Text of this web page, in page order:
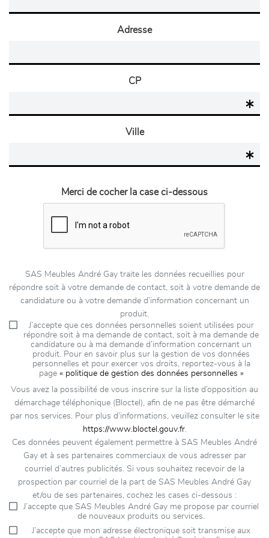
Adresse
CP
Ville
Merci de cocher la case ci-dessous
SAS Meubles André Gay traite les données recueillies pour
répondre soit à votre demande de contact, soit à votre demande de
candidature ou à votre demande d’information concernant un
produit.
J’accepte que ces données personnelles soient utilisées pour
répondre soit à ma demande de contact, soit à ma demande de
candidature ou à ma demande d’information concernant un
produit. Pour en savoir plus sur la gestion de vos données
personnelles et pour exercer vos droits, reportez-vous à la
page « politique de gestion des données personnelles »
Vous avez la possibilité de vous inscrire sur la liste d’opposition au
démarchage téléphonique (Bloctel), afin de ne pas être démarché
par nos services. Pour plus d’informations, veuillez consulter le site
https://www.bloctel.gouv.fr.
Ces données peuvent également permettre à SAS Meubles André
Gay et à ses partenaires commerciaux de vous adresser par
courriel d’autres publicités. Si vous souhaitez recevoir de la
prospection par courriel de la part de SAS Meubles André Gay
et/ou de ses partenaires, cochez les cases ci-dessous :
J’accepte que SAS Meubles André Gay me propose par courriel
de nouveaux produits ou services.
J’accepte que mon adresse électronique soit transmise aux